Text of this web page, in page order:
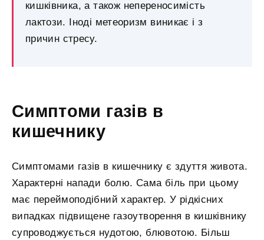
кишківника, а також непереносимість
лактози. Іноді метеоризм виникає і з
причин стресу.
Симптоми газів в
кишечнику
Симптомами газів в кишечнику є здуття живота.
Характерні напади болю. Сама біль при цьому
має переймоподібний характер. У рідкісних
випадках підвищене газоутворення в кишківнику
супроводжується нудотою, блювотою. Більш